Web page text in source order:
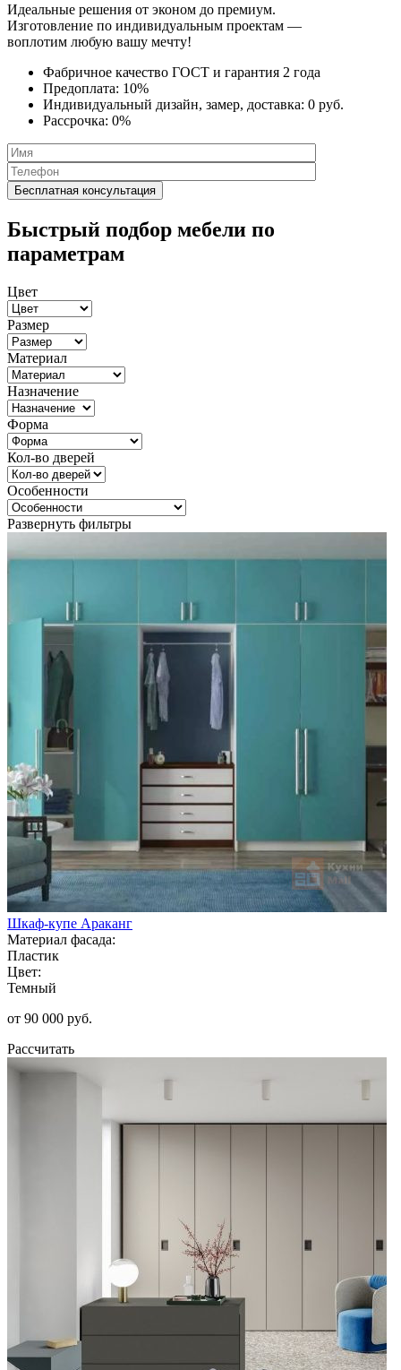
Идеальные решения от эконом до премиум.
Изготовление по индивидуальным проектам —
воплотим любую вашу мечту!
Фабричное качество ГОСТ и гарантия 2 года
Предоплата: 10%
Индивидуальный дизайн, замер, доставка: 0 руб.
Рассрочка: 0%
Быстрый подбор мебели по
параметрам
Цвет
Размер
Материал
Назначение
Форма
Кол-во дверей
Особенности
Развернуть фильтры
Шкаф-купе Араканг
Материал фасада:
Пластик
Цвет:
Темный
от 90 000 руб.
Рассчитать